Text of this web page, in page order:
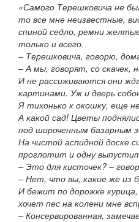
«Самого Терешковича не
то все мне неизвестные,
спиной седло, ремни
только и всего.
– Терешковича, говорю,
– А мы, говорят, со скачек,
И не рассиживаются они
картинами. Уж и дверь
Я тихонько к окошку, еще
А какой сад! Цветы
под широченным базарным
На чистой аспидной доске
проглотит и одну
– Это для кисточек? –
– Нет, что вы, какие же из
И бежит по дорожке
хочет пес на колени мне
– Консервированная,